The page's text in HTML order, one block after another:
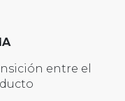
entre el